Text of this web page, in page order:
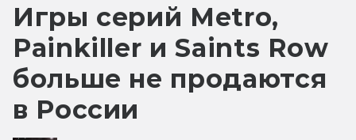
Игры серий Metro,
Painkiller и Saints Row
больше не продаются
в России